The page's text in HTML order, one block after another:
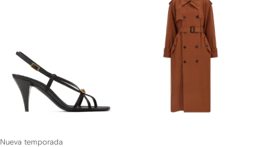
Nueva temporada